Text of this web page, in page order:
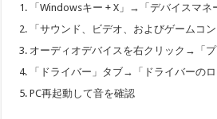
「Windowsキー + X」→「デバイスマネ
「サウンド、ビデオ、およびゲームコ
オーディオデバイスを右クリック→「プ
「ドライバー」タブ→「ドライバーの
PC再起動して音を確認